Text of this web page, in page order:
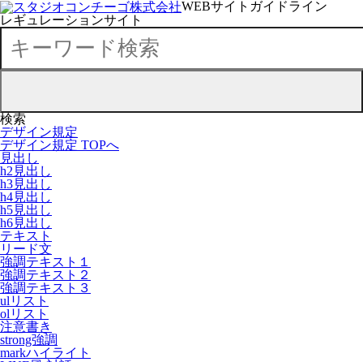
WEBサイトガイドライン
レギュレーションサイト
検索
デザイン規定
デザイン規定 TOPへ
見出し
h2見出し
h3見出し
h4見出し
h5見出し
h6見出し
テキスト
リード文
強調テキスト１
強調テキスト２
強調テキスト３
ulリスト
olリスト
注意書き
strong強調
markハイライト